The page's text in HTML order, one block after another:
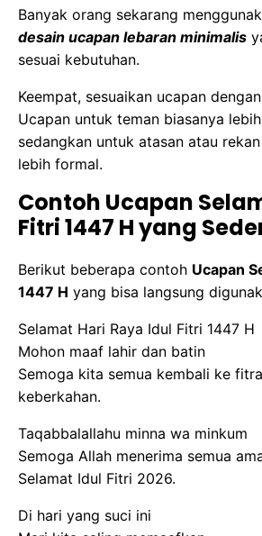
Banyak orang sekarang
desain ucapan lebaran minimalis
sesuai kebutuhan.
Keempat, sesuaikan ucapan
Ucapan untuk teman biasanya
sedangkan untuk atasan atau
lebih formal.
Contoh Ucapan
Fitri 1447 H yang
Berikut beberapa contoh Ucapan
1447 H yang bisa langsung
Selamat Hari Raya Idul Fitri 1447 H
Mohon maaf lahir dan batin
Semoga kita semua kembali ke
keberkahan.
Taqabbalallahu minna wa minkum
Semoga Allah menerima semua
Selamat Idul Fitri 2026.
Di hari yang suci ini